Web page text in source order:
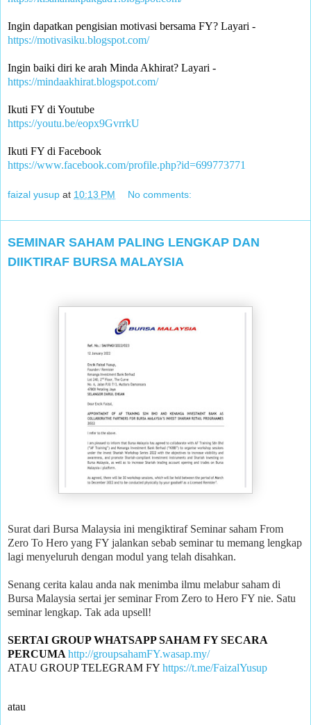
Ingin dapatkan pengisian motivasi bersama FY? Layari -
https://motivasiku.blogspot.com/
Ingin baiki diri ke arah Minda Akhirat? Layari -
https://mindaakhirat.blogspot.com/
Ikuti FY di Youtube
https://youtu.be/eopx9GvrrkU
Ikuti FY di Facebook
https://www.facebook.com/profile.php?id=699773771
faizal yusup at 10:13 PM No comments:
SEMINAR SAHAM PALING LENGKAP DAN
DIIKTIRAF BURSA MALAYSIA
Surat dari Bursa Malaysia ini mengiktiraf Seminar saham From
Zero To Hero yang FY jalankan sebab seminar tu memang lengkap
lagi menyeluruh dengan modul yang telah disahkan.
Senang cerita kalau anda nak menimba ilmu melabur saham di
Bursa Malaysia sertai jer seminar From Zero to Hero FY nie. Satu
seminar lengkap. Tak ada upsell!
SERTAI GROUP WHATSAPP SAHAM FY SECARA
PERCUMA http://groupsahamFY.wasap.my/
ATAU GROUP TELEGRAM FY https://t.me/FaizalYusup